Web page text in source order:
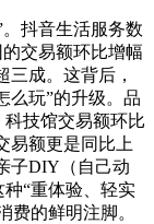
抖音生活服务数
交易额环比增幅
三成。这背后，
么玩”的升级。品
技馆交易额环比
易额更是同比上
子DIY（自己动
“重体验、轻实
费的鲜明注脚。